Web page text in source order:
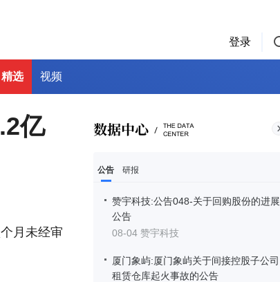
登录
精选 视频
公告 研报
赞宇科技:公告048-关于回购股份的进展
公告
08-04 赞宇科技
厦门象屿:厦门象屿关于间接控股子公司
租赁仓库起火事故的公告
亿
月未经审